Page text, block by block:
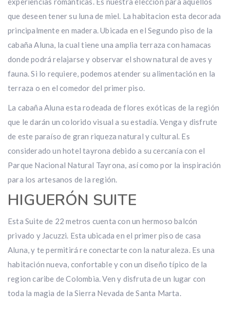
que deseen tener su luna de miel. La habitacion esta decorada
principalmente en madera. Ubicada en el Segundo piso de la
cabaña Aluna, la cual tiene una amplia terraza con hamacas
donde podrá relajarse y observar el show natural de aves y
fauna. Si lo requiere, podemos atender su alimentación en la
terraza o en el comedor del primer piso.
La cabaña Aluna esta rodeada de flores exóticas de la región
que le darán un colorido visual a su estadía. Venga y disfrute
de este paraíso de gran riqueza natural y cultural. Es
considerado un hotel tayrona debido a su cercanía con el
Parque Nacional Natural Tayrona, así como por la inspiración
para los artesanos de la región.
HIGUERÓN SUITE
Esta Suite de 22 metros cuenta con un hermoso balcón
privado y Jacuzzi. Esta ubicada en el primer piso de casa
Aluna, y te permitirá re conectarte con la naturaleza. Es una
habitación nueva, confortable y con un diseño típico de la
region caribe de Colombia. Ven y disfruta de un lugar con
toda la magia de la Sierra Nevada de Santa Marta.